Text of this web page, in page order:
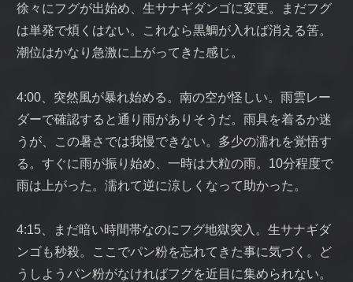
徐々にフグが出始め、生サナギダンゴに変更。まだフグ
は単発で煩くはない。これなら黒鯛が入れば消える筈。
潮位はかなり急激に上がってきた感じ。
4:00、突然風が暴れ始める。南の空が怪しい。雨雲レー
ダーで確認すると通り雨がありそうだ。雨具を着るか迷
うが、この暑さでは我慢できない。多少の濡れを覚悟す
る。すぐに雨が振り始め、一時は大粒の雨。10分程度で
雨は上がった。濡れて逆に涼しくなって助かった。
4:15、まだ暗い時間帯なのにフグ地獄突入。生サナギダ
ンゴも秒殺。ここでパン粉を忘れてきた事に気づく。ど
うしようパン粉がなければフグを近目に集められない。